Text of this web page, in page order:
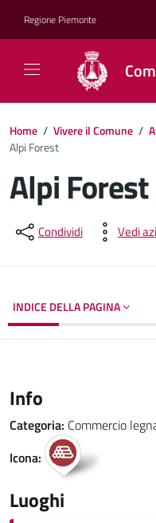
Regione Piemonte
Home / Vivere il Comune /
Alpi Forest
Alpi Forest
Dettagli del
Condividi Vedi
INDICE DELLA PAGINA
Info
Categoria: Commercio
Icona:
Luoghi